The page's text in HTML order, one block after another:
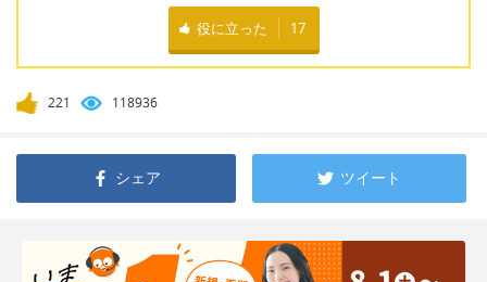
役に立った 17
221 118936
シェア ツイート